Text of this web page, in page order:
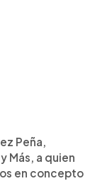
Peña,
Más, a quien
en concepto